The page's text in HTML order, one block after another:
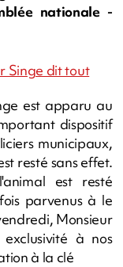
nationale -
Singe dit tout
est apparu au
dispositif
municipaux,
resté sans effet.
est resté
parvenus à le
Monsieur
à nos
à la clé